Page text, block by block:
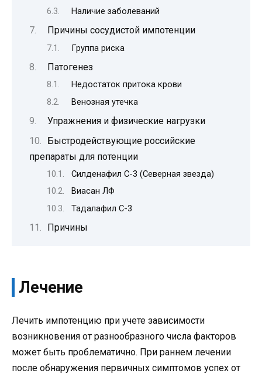
Наличие заболеваний
Причины сосудистой импотенции
Группа риска
Патогенез
Недостаток притока крови
Венозная утечка
Упражнения и физические нагрузки
Быстродействующие российские
препараты для потенции
Силденафил С-3 (Северная звезда)
Виасан ЛФ
Тадалафил С-3
Причины
Лечение
Лечить импотенцию при учете зависимости
возникновения от разнообразного числа факторов
может быть проблематично. При раннем лечении
после обнаружения первичных симптомов успех от